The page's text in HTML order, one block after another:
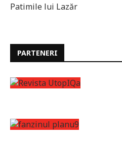
Patimile lui Lazăr
PARTENERI